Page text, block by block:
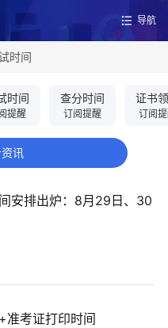
导航
时间
时间
提醒
查分时间
订阅提醒
证书
订阅
讯
安排出炉：8月29日、30
准考证打印时间